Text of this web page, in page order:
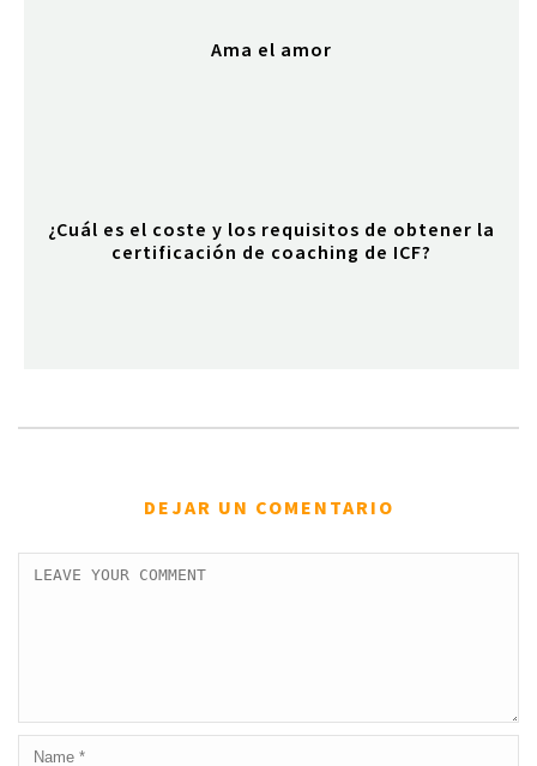
Ama el amor
¿Cuál es el coste y los requisitos de obtener la
certificación de coaching de ICF?
DEJAR UN COMENTARIO